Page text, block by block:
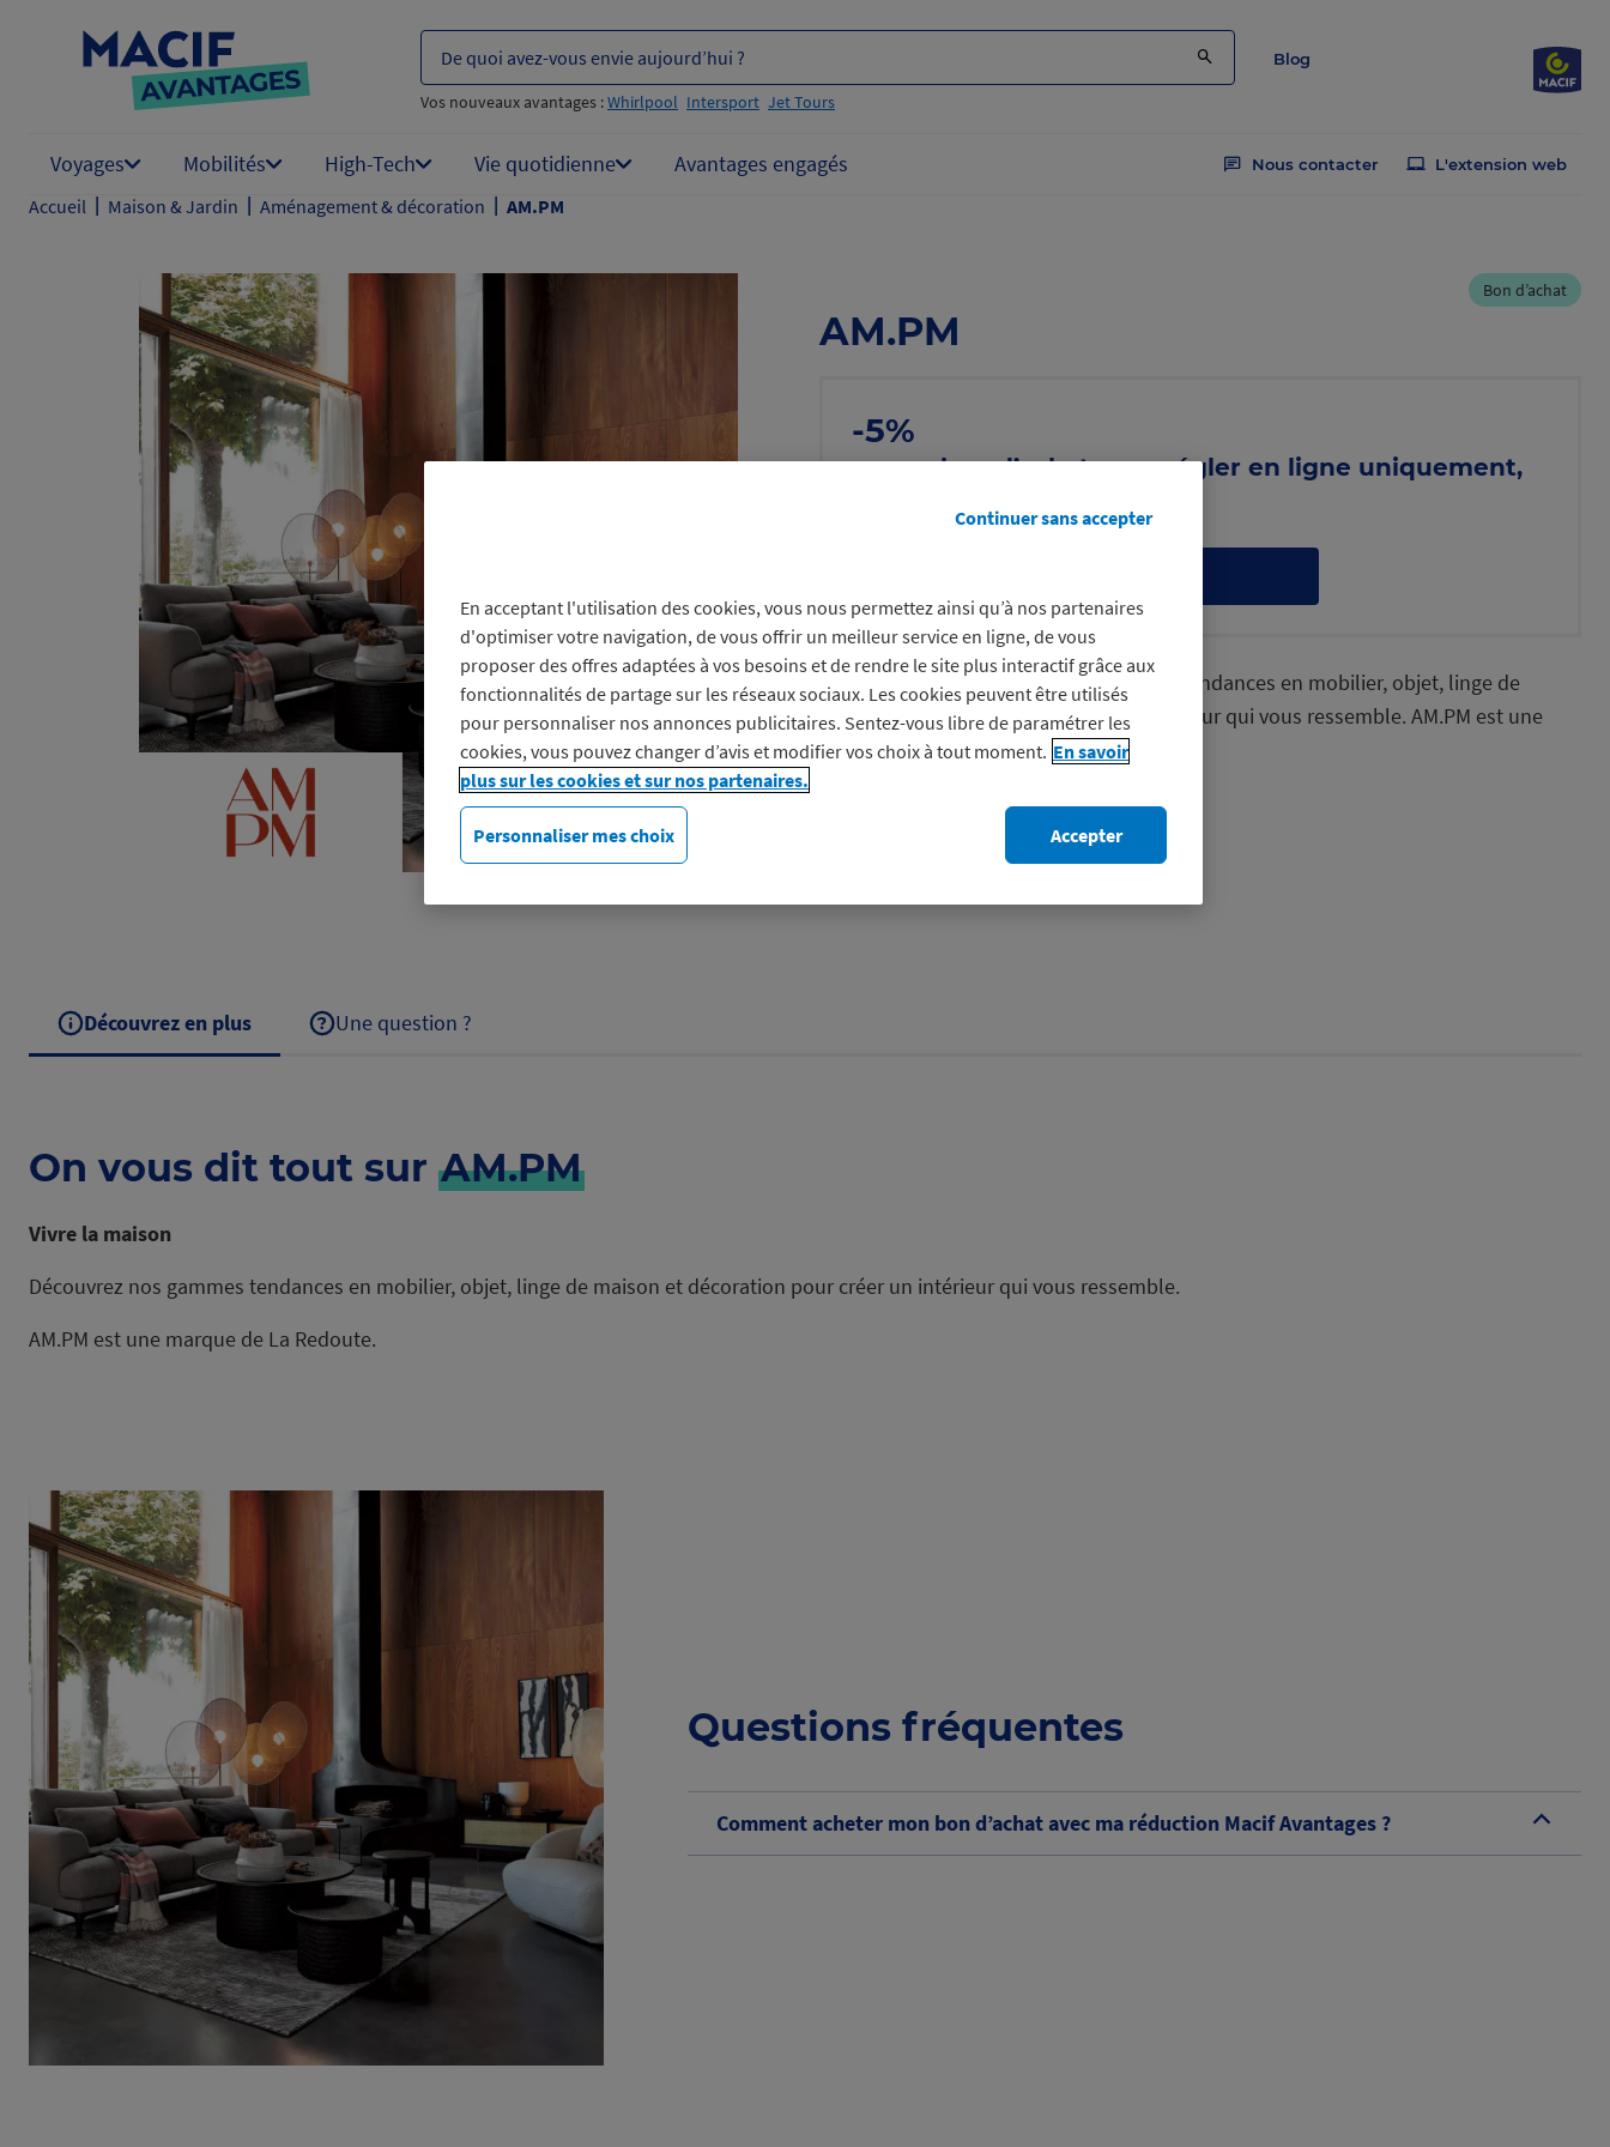
De quoi avez-vous envie aujourd’hui ?
Vos nouveaux avantages :Whirlpool Intersport Jet Tours
Blog
Voyages Mobilités High-Tech Vie quotidienne Avantages engagés Nous contacter L'extension web
Accueil | Maison & Jardin | Aménagement & décoration | AM.PM
Bon d’achat
AM.PM
-5%
sur un bon d’achat pour régler en ligne uniquement,
Voir les conditions
Vivre la maison Découvrez nos gammes tendances en mobilier, objet, linge de
maison et décoration pour créer un intérieur qui vous ressemble. AM.PM est une
marque de La Redoute.
Découvrez en plus Une question ?
On vous dit tout sur AM.PM
Vivre la maison
Découvrez nos gammes tendances en mobilier, objet, linge de maison et décoration pour créer un intérieur qui vous ressemble.
AM.PM est une marque de La Redoute.
Questions fréquentes
B
Comment acheter mon bon d’achat avec ma réduction Macif Avantages ?
En acceptant l'utilisation des cookies, vous nous permettez ainsi qu’à nos partenaires
d'optimiser votre navigation, de vous offrir un meilleur service en ligne, de vous
proposer des offres adaptées à vos besoins et de rendre le site plus interactif grâce aux
fonctionnalités de partage sur les réseaux sociaux. Les cookies peuvent être utilisés
pour personnaliser nos annonces publicitaires. Sentez-vous libre de paramétrer les
cookies, vous pouvez changer d’avis et modifier vos choix à tout moment. En savoir
plus sur les cookies et sur nos partenaires.
Personnaliser mes choix
Continuer sans accepter
Accepter